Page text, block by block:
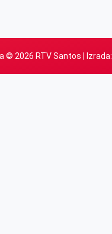
© 2026 RTV Santos | Izrada: